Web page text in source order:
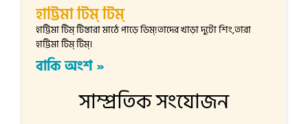
হাট্টিমা টিম্ টিম্
হাট্টিমা টিম্ টিম্তারা মাঠে পাড়ে ডিম্!তাদের খাড়া দুটো শিং,তারা
হাট্টিমা টিম্ টিম্।
বাকি অংশ »
সাম্প্রতিক সংযোজন